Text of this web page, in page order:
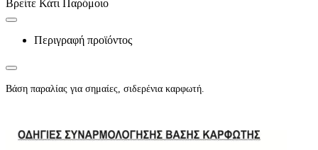
Βρείτε Κάτι Παρόμοιο
Περιγραφή προϊόντος
Βάση παραλίας για σημαίες, σιδερένια καρφωτή.